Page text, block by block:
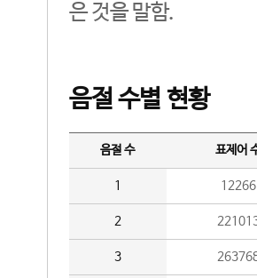
은 것을 말함.
음절 수별 현황
음절 수 표제어
1 12266
2
3